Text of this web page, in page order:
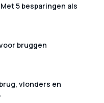
5 besparingen als
bruggen
vlonders en